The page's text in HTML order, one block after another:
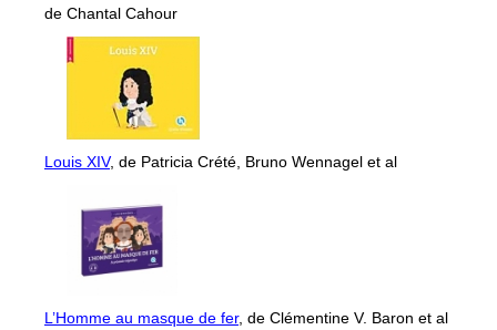
de Chantal Cahour
Louis XIV, de Patricia Crété, Bruno Wennagel et al
L’Homme au masque de fer, de Clémentine V. Baron et al